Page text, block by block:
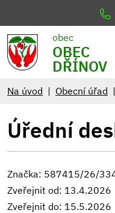
obec
OBEC
DŘÍNOV
Na úvod Obecní úřad
Úřední
Značka: 587415/26/
Zveřejnit od: 13.4.2026
Zveřejnit do: 15.5.2026